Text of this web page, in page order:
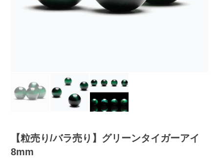
【粒売り/バラ売り】グリーンタイガーアイ
8mm